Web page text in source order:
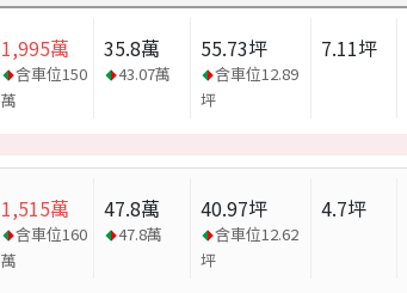
1,995萬
含車位150
萬
35.8萬
43.07萬
55.73坪
含車位12.89
坪
7.11坪
1,515萬
含車位160
萬
47.8萬
47.8萬
40.97坪
含車位12.62
坪
4.7坪